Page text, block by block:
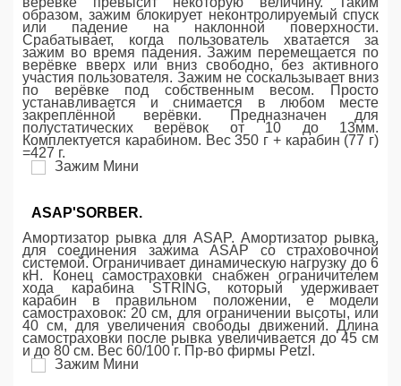
образом, зажим блокирует неконтролируемый спуск
или падение на наклонной поверхности.
Срабатывает, когда пользователь хватается за
зажим во время падения. Зажим перемещается по
верёвке вверх или вниз свободно, без активного
участия пользователя. Зажим не соскальзывает вниз
по верёвке под собственным весом. Просто
устанавливается и снимается в любом месте
закреплённой верёвки. Предназначен для
полустатических верёвок от 10 до 13мм.
Комплектуется карабином. Вес 350 г + карабин (77 г)
=427 г.
ASAP'SORBER.
Амортизатор рывка для ASAP. Амортизатор рывка,
для соединения зажима ASAP со страховочной
системой. Ограничивает динамическую нагрузку до 6
кН. Конец самостраховки снабжен ограничителем
хода карабина STRING, который удерживает
карабин в правильном положении, е модели
самостраховок: 20 см, для ограничении высоты, или
40 см, для увеличения свободы движений. Длина
самостраховки после рывка увеличивается до 45 см
и до 80 см. Вес 60/100 г. Пр-во фирмы Petzl.